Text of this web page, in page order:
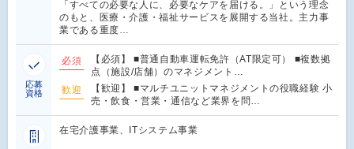
「すべての必要な人に、必要なケアを届ける。」という理念
のもと、医療・介護・福祉サービスを展開する当社。主力事
業である重度…
応募
資格
必須
【必須】 ■普通自動車運転免許（AT限定可） ■複数拠
点（施設/店舗）のマネジメント…
歓迎
【歓迎】 ■マルチユニットマネジメントの役職経験 小
売・飲食・営業・通信など業界を問…
在宅介護事業、ITシステム事業